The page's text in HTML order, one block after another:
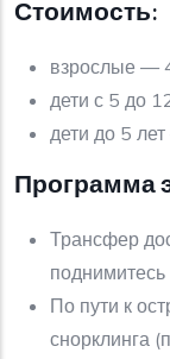
Стоимость:
взрослые —
дети с 5 до
дети до 5
Программа
Трансфер
По пути к
снорклинга